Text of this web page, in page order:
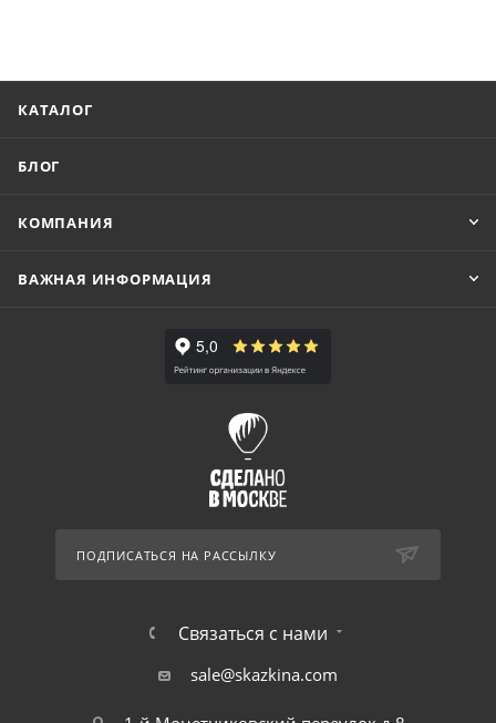
КАТАЛОГ
БЛОГ
КОМПАНИЯ
ВАЖНАЯ ИНФОРМАЦИЯ
ПОДПИСАТЬСЯ НА РАССЫЛКУ
Связаться с нами
sale@skazkina.com